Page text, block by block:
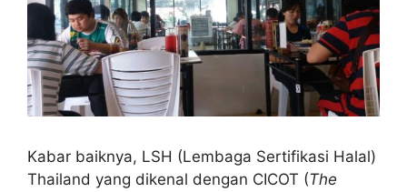
Kabar baiknya, LSH (Lembaga Sertifikasi Halal)
Thailand yang dikenal dengan CICOT (The